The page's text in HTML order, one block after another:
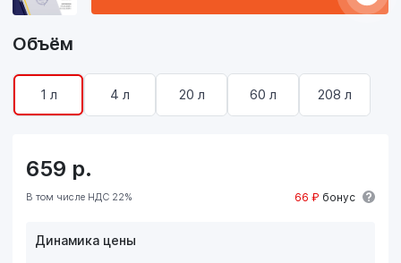
Объём
1 л 4 л 20 л 60 л 208 л
659 р.
В том числе НДС 22% 66 ₽ бонус
Динамика цены